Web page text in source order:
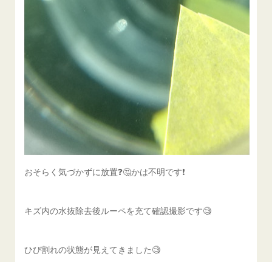
おそらく気づかずに放置❓️🤔かは不明です❗️
キズ内の水抜除去後ルーペを充て確認撮影です🧐
ひび割れの状態が見えてきました🧐